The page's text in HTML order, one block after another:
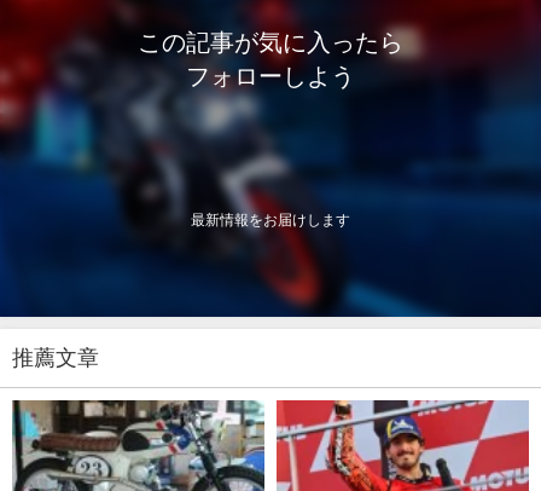
この記事が気に入ったら
フォローしよう
最新情報をお届けします
推薦文章